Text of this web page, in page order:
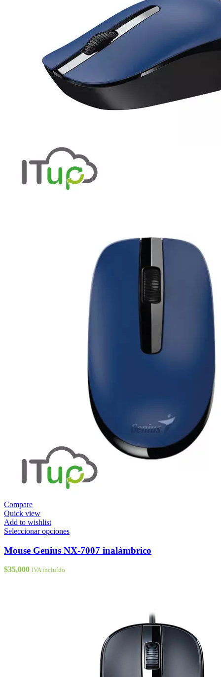
Compare
Quick view
Add to wishlist
Seleccionar opcionesEste
tiene
múltiples
Mouse Genius NX-7007 inalámbrico
$35,000 IVA incluído